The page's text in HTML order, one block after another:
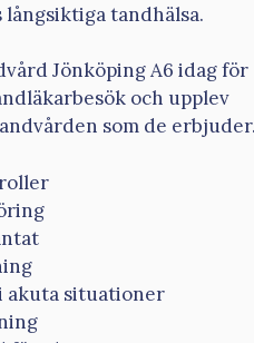
tandhälsa.
Jönköping A6 idag för
och upplev
som de
akuta situationer